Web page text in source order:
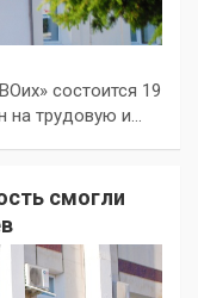
состоится 19
на трудовую и…
смогли